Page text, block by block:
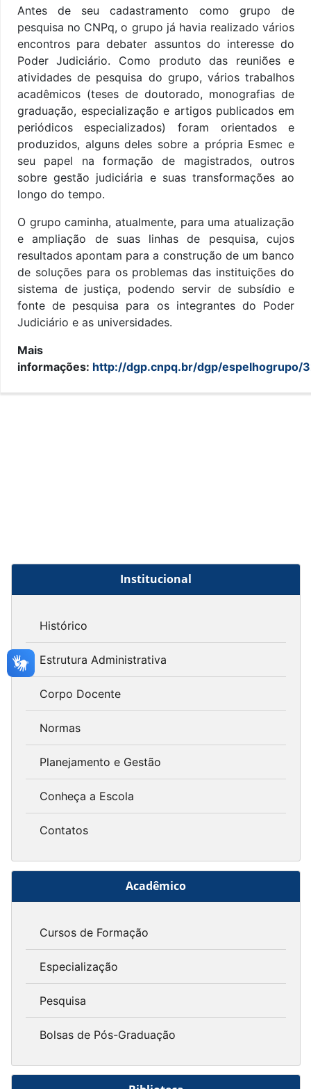
Institucional
Histórico
Estrutura Administrativa
Corpo Docente
Normas
Planejamento e Gestão
Conheça a Escola
Contatos
Acadêmico
Cursos de Formação
Especialização
Pesquisa
Bolsas de Pós-Graduação
Antes de seu cadastramento como grupo de
pesquisa no CNPq, o grupo já havia realizado vários
encontros para debater assuntos do interesse do
Poder Judiciário. Como produto das reuniões e
atividades de pesquisa do grupo, vários trabalhos
acadêmicos (teses de doutorado, monografias de
graduação, especialização e artigos publicados em
periódicos especializados) foram orientados e
produzidos, alguns deles sobre a própria Esmec e
seu papel na formação de magistrados, outros
sobre gestão judiciária e suas transformações ao
longo do tempo.
O grupo caminha, atualmente, para uma atualização
e ampliação de suas linhas de pesquisa, cujos
resultados apontam para a construção de um banco
de soluções para os problemas das instituições do
sistema de justiça, podendo servir de subsídio e
fonte de pesquisa para os integrantes do Poder
Judiciário e as universidades.
Mais
informações: http://dgp.cnpq.br/dgp/espelhogrupo/